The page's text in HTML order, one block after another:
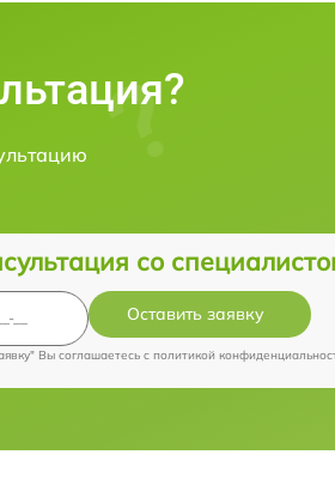
со
Оставить заявку
Вы соглашаетесь c политикой